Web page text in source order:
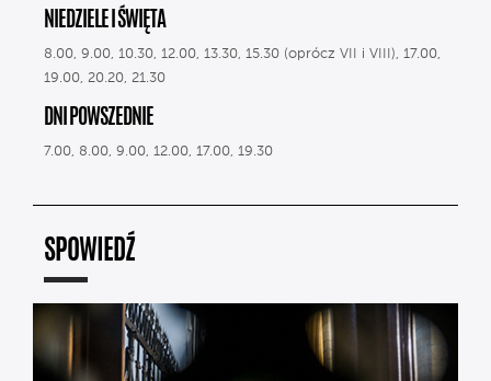
NIEDZIELE I ŚWIĘTA
8.00, 9.00, 10.30, 12.00, 13.30, 15.30 (oprócz VII i VIII), 17.00,
19.00, 20.20, 21.30
DNI POWSZEDNIE
7.00, 8.00, 9.00, 12.00, 17.00, 19.30
SPOWIEDŹ